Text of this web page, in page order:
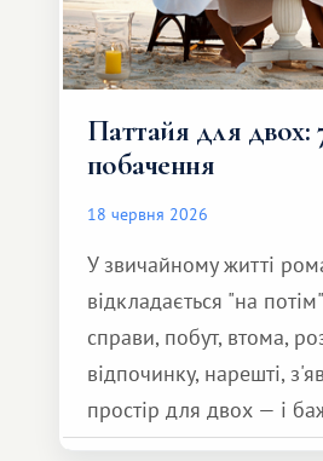
Паттайя для двох:
побачення
18 червня 2026
У звичайному житті
відкладається "на
справи, побут, втома,
відпочинку, нарешті,
простір для двох — і
зробити для близької